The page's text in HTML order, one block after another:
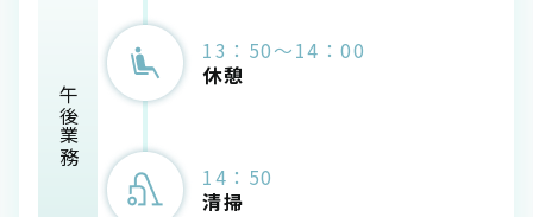
午後業務
13：50～14：00
休憩
14：50
清掃